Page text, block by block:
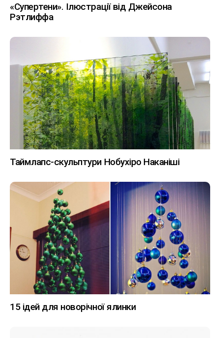
«Супертени». Ілюстрації від Джейсона
Рэтлиффа
Таймлапс-скульптури Нобухіро Наканіші
15 ідей для новорічної ялинки